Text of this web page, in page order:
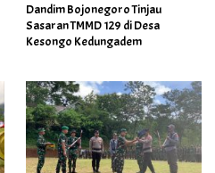
Dandim Bojonegoro Tinjau
Sasaran TMMD 129 di Desa
Kesongo Kedungadem